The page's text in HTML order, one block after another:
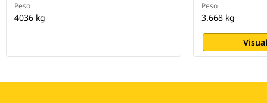
Peso
4036 kg
Peso
3.668 kg